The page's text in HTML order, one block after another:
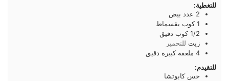
للتغطية:
2 عدد بيض
1 كوب بقسماط
1/2 كوب دقيق
زيت للتحمير
4 ملعقة كبيرة دقيق
للتقيدم:
خس كابوتشا